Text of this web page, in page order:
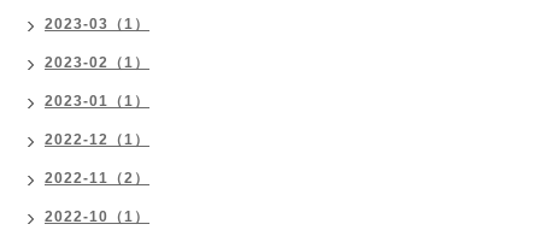
2023-03（1）
2023-02（1）
2023-01（1）
2022-12（1）
2022-11（2）
2022-10（1）